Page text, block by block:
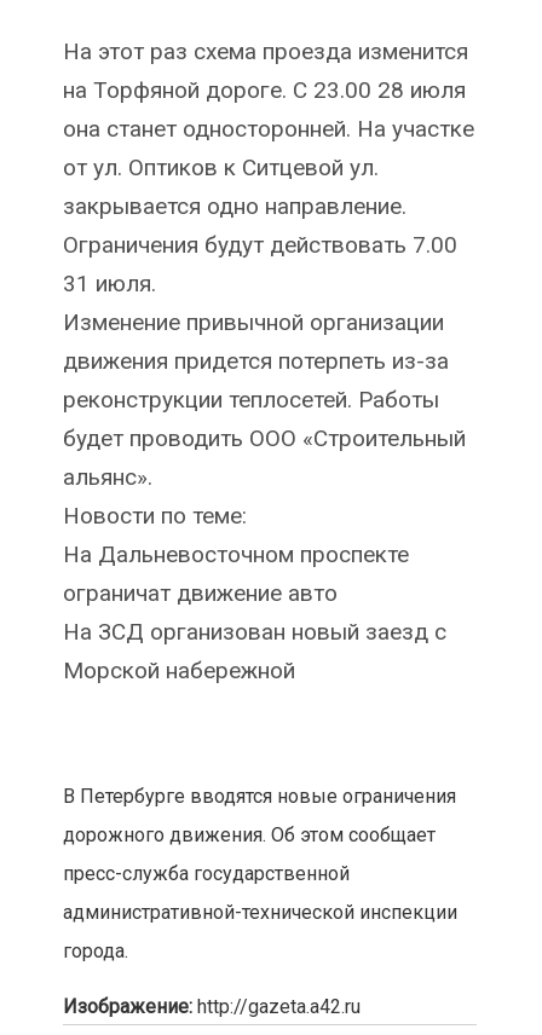
На этот раз схема проезда изменится
на Торфяной дороге. С 23.00 28 июля
она станет односторонней. На участке
от ул. Оптиков к Ситцевой ул.
закрывается одно направление.
Ограничения будут действовать 7.00
31 июля.
Изменение привычной организации
движения придется потерпеть из-за
реконструкции теплосетей. Работы
будет проводить ООО «Строительный
альянс».
Новости по теме:
На Дальневосточном проспекте
ограничат движение авто
На ЗСД организован новый заезд с
Морской набережной
В Петербурге вводятся новые ограничения
дорожного движения. Об этом сообщает
пресс-служба государственной
административной-технической инспекции
города.
Изображение: http://gazeta.a42.ru